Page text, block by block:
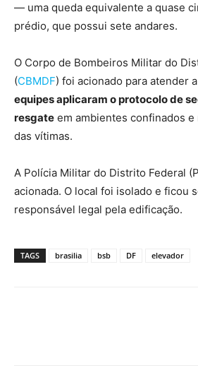
— uma queda equivalente a quase
prédio, que possui sete andares.
O Corpo de Bombeiros Militar do
(CBMDF) foi acionado para atender
equipes aplicaram o protocolo de
resgate em ambientes confinados
das vítimas.
A Polícia Militar do Distrito Federal
acionada. O local foi isolado e ficou
responsável legal pela edificação.
TAGS brasilia bsb DF elevador